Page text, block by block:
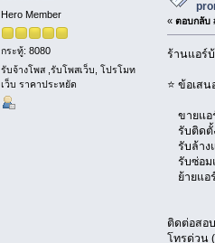
Hero Member
กระทู้: 8080
รับจ้างโพส ,รับโพสเว็บ, โปรโมท
เว็บ ราคาประหยัด
« ตอบกลับ
ร้านแอร์
⭐ ข้อเส
ขายแอ
รับติดตั้
รับล้าง
รับซ่อม
ย้ายแอ
ติดต่อสอ
โทรด่วน